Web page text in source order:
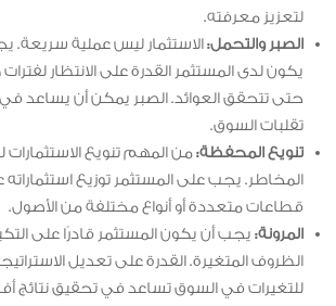
لتعزيز معرفته.
الصبر والتحمل: الاستثمار ليس عملية سريعة.
يكون لدى المستثمر القدرة على الانتظار
حتى تتحقق العوائد. الصبر يمكن أن يساعد في
تقلبات السوق.
تنويع المحفظة:من المهم تنويع الاستثمارات
المخاطر. يجب على المستثمر توزيع استثماراته
قطاعات متعددة أو أنواع مختلفة من الأصول.
المرونة: يجب أن يكون المستثمر قادرًا على
الظروف المتغيرة. القدرة على تعديل
للتغيرات في السوق تساعد في تحقيق نتائج